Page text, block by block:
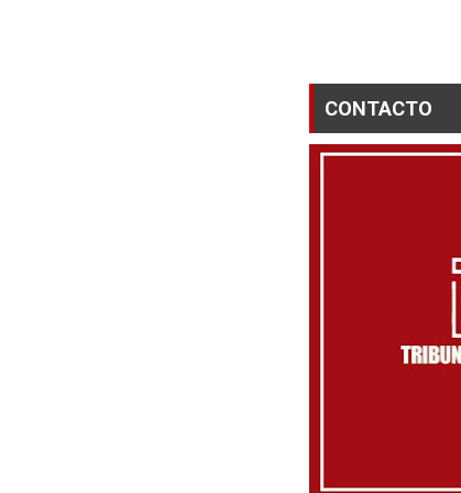
CONTACTO